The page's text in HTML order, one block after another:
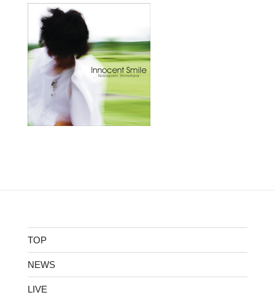
TOP
NEWS
LIVE